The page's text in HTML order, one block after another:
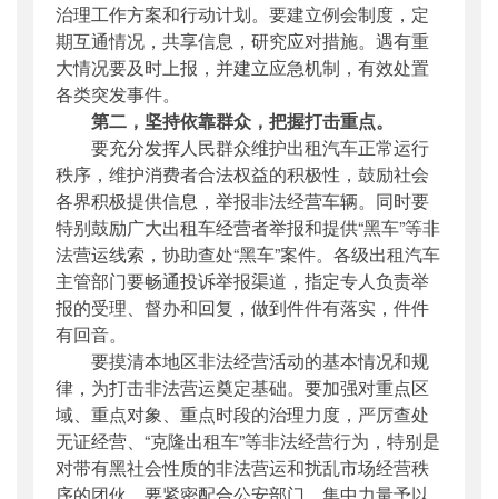
治理工作方案和行动计划。要建立例会制度，定
期互通情况，共享信息，研究应对措施。遇有重
大情况要及时上报，并建立应急机制，有效处置
各类突发事件。
第二，坚持依靠群众，把握打击重点。
要充分发挥人民群众维护出租汽车正常运行
秩序，维护消费者合法权益的积极性，鼓励社会
各界积极提供信息，举报非法经营车辆。同时要
特别鼓励广大出租车经营者举报和提供“黑车”等非
法营运线索，协助查处“黑车”案件。各级出租汽车
主管部门要畅通投诉举报渠道，指定专人负责举
报的受理、督办和回复，做到件件有落实，件件
有回音。
要摸清本地区非法经营活动的基本情况和规
律，为打击非法营运奠定基础。要加强对重点区
域、重点对象、重点时段的治理力度，严厉查处
无证经营、“克隆出租车”等非法经营行为，特别是
对带有黑社会性质的非法营运和扰乱市场经营秩
序的团伙，要紧密配合公安部门，集中力量予以